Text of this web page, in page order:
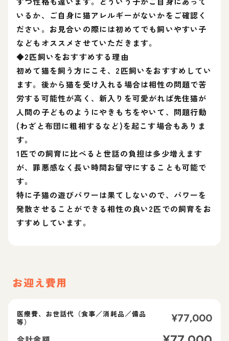
いるか、ご自身に猫アレルギーがないかをご確認く
ださい。お見合いの際には初めてでも飼いやすい子
などもオススメさせていただきます。
◆2匹飼いをおすすめする理由
初めて猫を飼う方にこそ、2匹飼いをおすすめしてい
ます。後から猫を受け入れる場合は相性の問題で苦
労する可能性が高く、新入りを可愛がれば先住猫が
人間の子どものようにやきもちをやいて、問題行動
(わざと布団に粗相するなど)を起こす場合もありま
す。
1匹での飼育に比べると世話の負担は多少増えます
が、罪悪感なく長い時間お留守にすることも可能で
す。
特に子猫の遊びパワーは果てしないので、パワーを
発散させることができる相性の良い2匹での飼育をお
すすめしています。
お迎え費用
医療費、お世話代（食事／消耗品／備品
等）
¥77,000